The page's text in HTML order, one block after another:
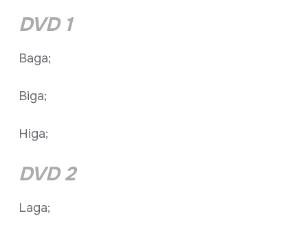
DVD 1
Baga;
Biga;
Higa;
DVD 2
Laga;